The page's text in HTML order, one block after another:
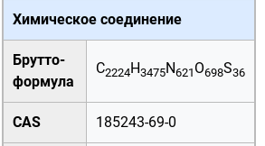
Химическое соединение
Брутто-
формула
C2224H3475N621 O698S36
CAS 185243-69-0